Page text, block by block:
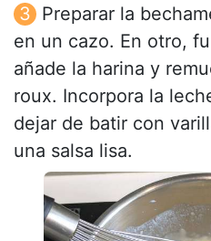
Preparar la
en un cazo. En otro,
añade la harina y
roux. Incorpora la
dejar de batir con
una salsa lisa.